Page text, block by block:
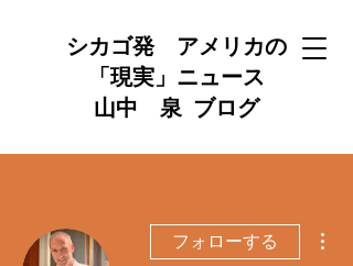
シカゴ発 アメリカの
「現実」ニュース
山中 泉 ブログ
フォローする